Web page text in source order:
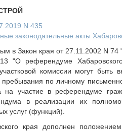
N 435
законодательные акты
в Закон края от 27.11.2002 N
"О референдуме
комиссии могут быть
пребывания по личному
на участие в референдуме
в реализации их
услуг (функций).
края дополнен